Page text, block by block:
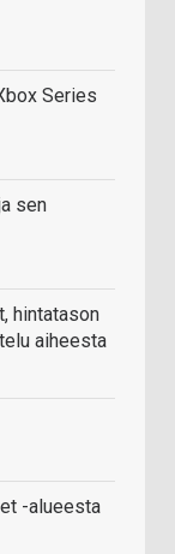
Series
sen
hintatason
aiheesta
-alueesta